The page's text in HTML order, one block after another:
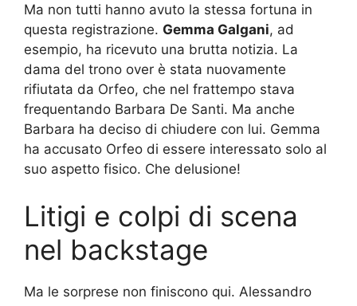
Ma non tutti hanno avuto la stessa fortuna in
questa registrazione. Gemma Galgani, ad
esempio, ha ricevuto una brutta notizia. La
dama del trono over è stata nuovamente
rifiutata da Orfeo, che nel frattempo stava
frequentando Barbara De Santi. Ma anche
Barbara ha deciso di chiudere con lui. Gemma
ha accusato Orfeo di essere interessato solo al
suo aspetto fisico. Che delusione!
Litigi e colpi di scena
nel backstage
Ma le sorprese non finiscono qui. Alessandro